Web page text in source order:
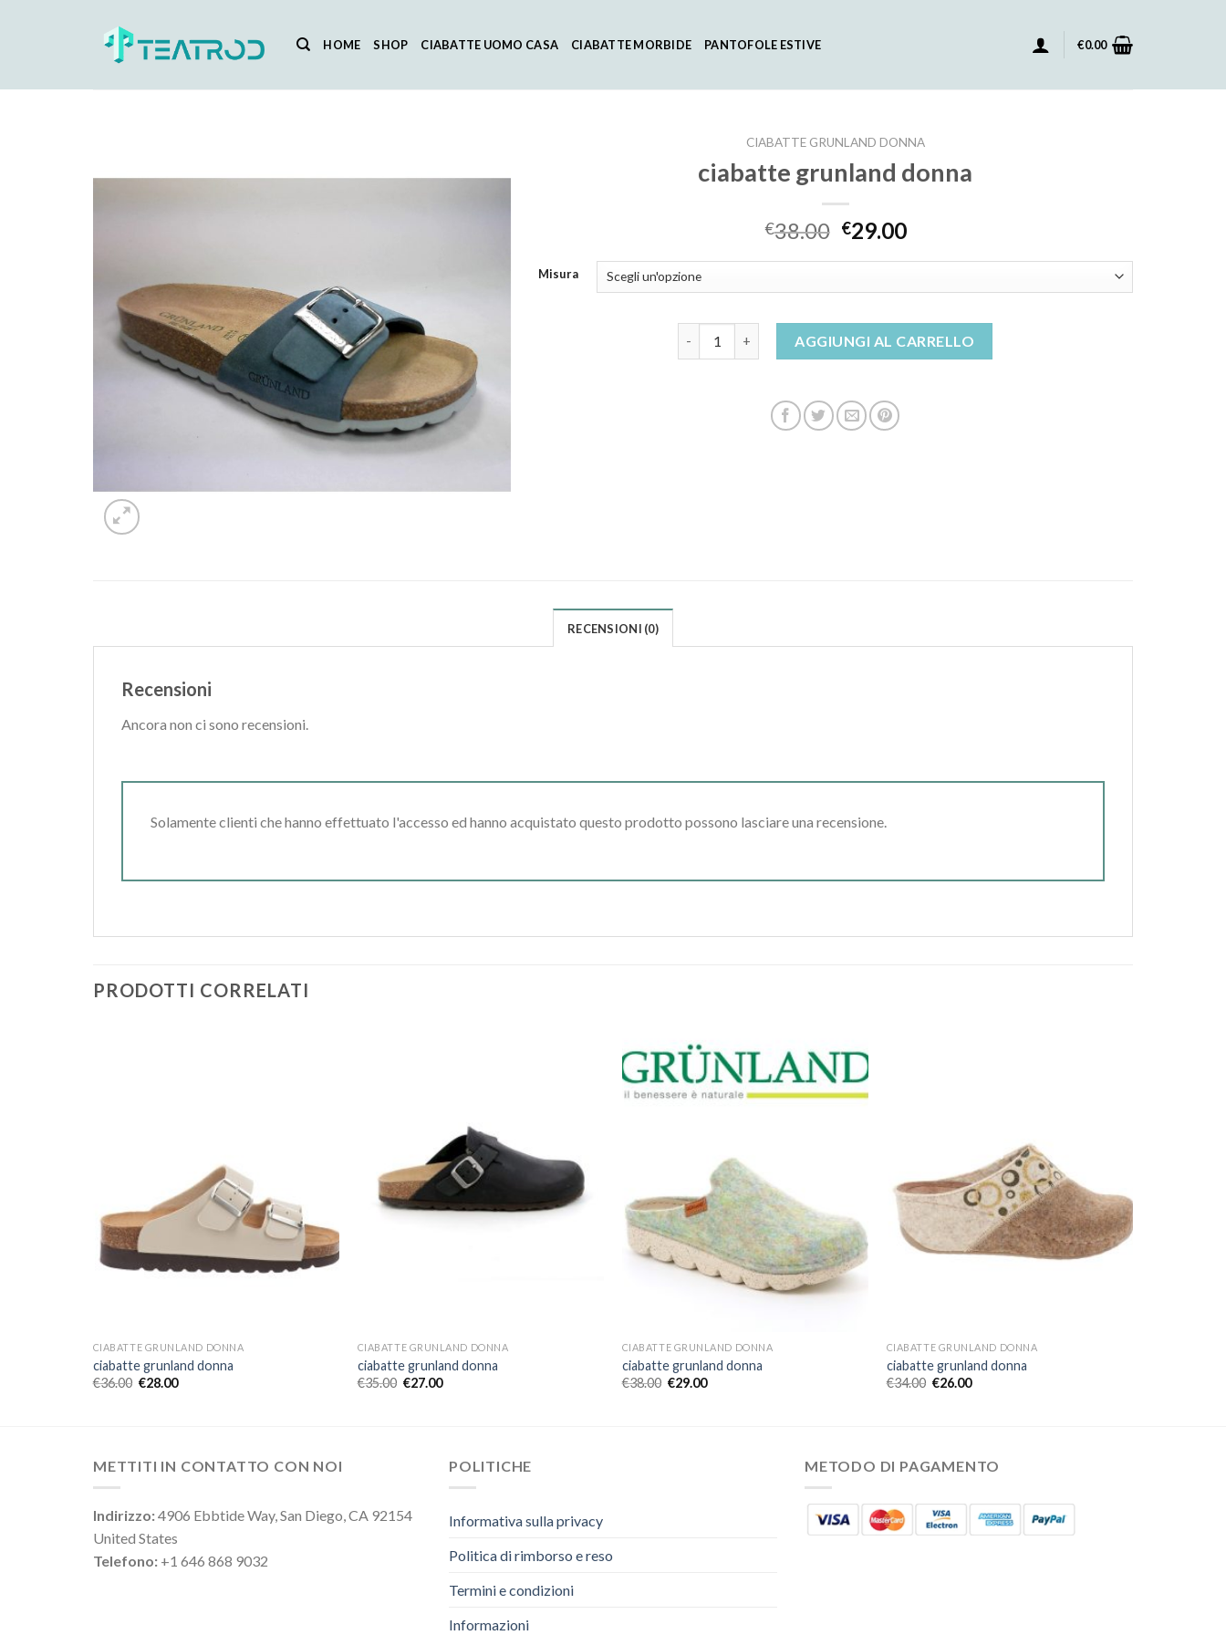
HOME SHOP CIABATTE UOMO CASA CIABATTE MORBIDE PANTOFOLE ESTIVE €0.00
CIABATTE GRUNLAND DONNA
ciabatte grunland donna
€38.00 €29.00
Misura
AGGIUNGI AL CARRELLO
RECENSIONI (0)
Recensioni
Ancora non ci sono recensioni.
Solamente clienti che hanno effettuato l'accesso ed hanno acquistato questo prodotto possono lasciare una recensione.
PRODOTTI CORRELATI
CIABATTE GRUNLAND DONNA
ciabatte grunland donna
€36.00 €28.00
CIABATTE GRUNLAND DONNA
ciabatte grunland donna
€35.00 €27.00
CIABATTE GRUNLAND DONNA
ciabatte grunland donna
€38.00 €29.00
CIABATTE GRUNLAND DONNA
ciabatte grunland donna
€34.00 €26.00
METTITI IN CONTATTO CON NOI
Indirizzo:4906 Ebbtide Way, San Diego, CA 92154
United States
Telefono: +1 646 868 9032
POLITICHE
Informativa sulla privacy
Politica di rimborso e reso
Termini e condizioni
Informazioni
METODO DI PAGAMENTO